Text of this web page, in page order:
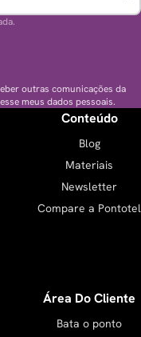
outras comunicações da
meus dados pessoais.
Conteúdo
Blog
Materiais
Newsletter
Compare a Pontotel
Área Do Cliente
Bata o ponto